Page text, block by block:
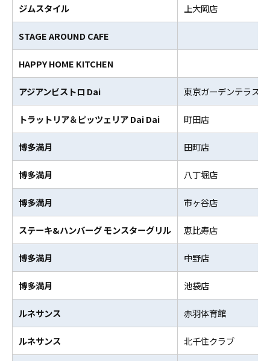
ジムスタイル 上大岡店
STAGE AROUND CAFE
HAPPY HOME KITCHEN
アジアンビストロ Dai 東京ガーデンテラス店
トラットリア＆ピッツェリア Dai Dai 町田店
博多満月 田町店
博多満月 八丁堀店
博多満月 市ヶ谷店
ステーキ&ハンバーグ モンスターグリル 恵比寿店
博多満月 中野店
博多満月 池袋店
ルネサンス 赤羽体育館
ルネサンス 北千住クラブ